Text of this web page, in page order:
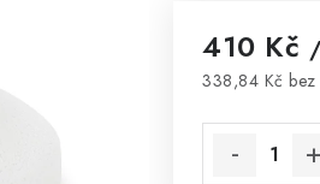
410 Kč
338,84 Kč bez